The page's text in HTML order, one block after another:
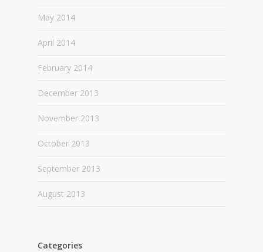
May 2014
April 2014
February 2014
December 2013
November 2013
October 2013
September 2013
August 2013
Categories